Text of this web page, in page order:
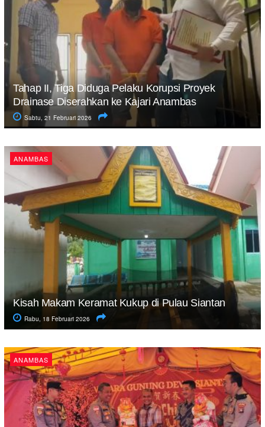
Tahap II, Tiga Diduga Pelaku Korupsi Proyek
Drainase Diserahkan ke Kajari Anambas
Sabtu, 21 Februari 2026
ANAMBAS
Kisah Makam Keramat Kukup di Pulau Siantan
Rabu, 18 Februari 2026
ANAMBAS